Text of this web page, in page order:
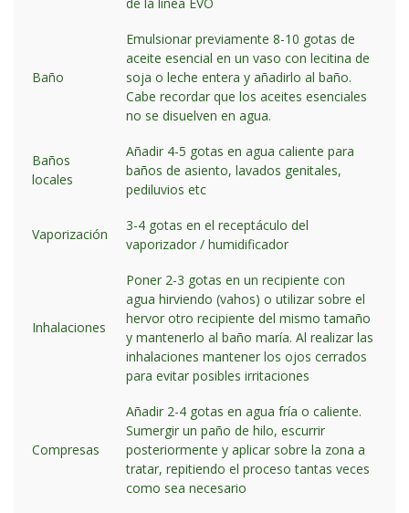
Baño
Emulsionar previamente 8-10 gotas de
aceite esencial en un vaso con lecitina de
soja o leche entera y añadirlo al baño.
Cabe recordar que los aceites esenciales
no se disuelven en agua.
Baños
locales
Añadir 4-5 gotas en agua caliente para
baños de asiento, lavados genitales,
pediluvios etc
Vaporización
3-4 gotas en el receptáculo del
vaporizador / humidificador
Inhalaciones
Poner 2-3 gotas en un recipiente con
agua hirviendo (vahos) o utilizar sobre el
hervor otro recipiente del mismo tamaño
y mantenerlo al baño maría. Al realizar las
inhalaciones mantener los ojos cerrados
para evitar posibles irritaciones
Compresas
Añadir 2-4 gotas en agua fría o caliente.
Sumergir un paño de hilo, escurrir
posteriormente y aplicar sobre la zona a
tratar, repitiendo el proceso tantas veces
como sea necesario